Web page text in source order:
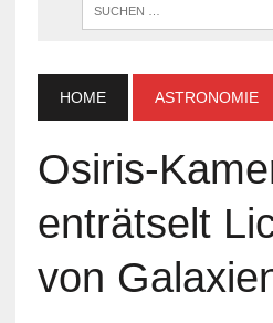
HOME ASTRONOMIE
Osiris-
enträtselt
von